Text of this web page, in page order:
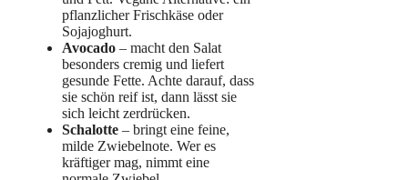
pflanzlicher Frischkäse oder
Sojajoghurt.
Avocado – macht den Salat
besonders cremig und liefert
gesunde Fette. Achte darauf, dass
sie schön reif ist, dann lässt sie
sich leicht zerdrücken.
Schalotte – bringt eine feine,
milde Zwiebelnote. Wer es
kräftiger mag, nimmt eine